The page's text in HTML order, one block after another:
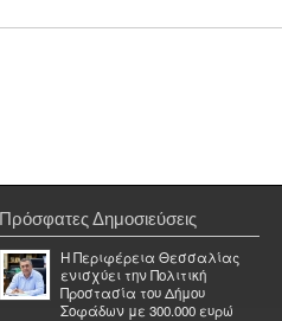
Πρόσφατες Δημοσιεύσεις
Η Περιφέρεια Θεσσαλίας
ενισχύει την Πολιτική
Προστασία του Δήμου
Σοφάδων με 300.000 ευρώ